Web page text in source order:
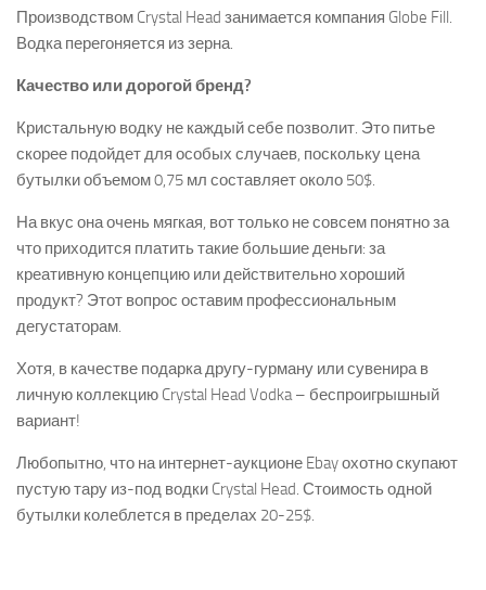
Производством Crystal Head занимается компания Globe Fill.
Водка перегоняется из зерна.
Качество или дорогой бренд?
Кристальную водку не каждый себе позволит. Это питье
скорее подойдет для особых случаев, поскольку цена
бутылки объемом 0,75 мл составляет около 50$.
На вкус она очень мягкая, вот только не совсем понятно за
что приходится платить такие большие деньги: за
креативную концепцию или действительно хороший
продукт? Этот вопрос оставим профессиональным
дегустаторам.
Хотя, в качестве подарка другу-гурману или сувенира в
личную коллекцию Crystal Head Vodka – беспроигрышный
вариант!
Любопытно, что на интернет-аукционе Ebay охотно скупают
пустую тару из-под водки Crystal Head. Стоимость одной
бутылки колеблется в пределах 20-25$.